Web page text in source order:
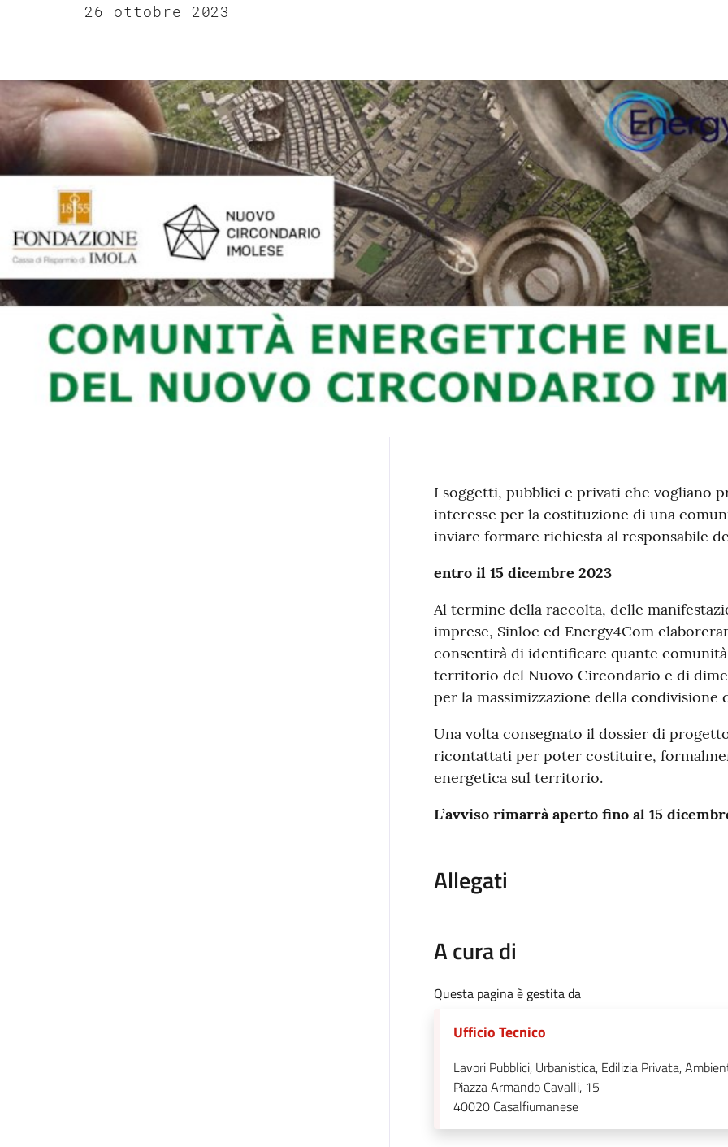
26 ottobre 2023
Contenuto
I soggetti, pubblici e privati che vogliano
interesse per la costituzione di una
inviare formare richiesta al responsabile
entro il 15 dicembre 2023
Al termine della raccolta, delle
imprese, Sinloc ed Energy4Com
consentirà di identificare quante
territorio del Nuovo Circondario e di
per la massimizzazione della condivisione
Una volta consegnato il dossier di
ricontattati per poter costituire,
energetica sul territorio.
L’avviso rimarrà aperto fino al 15
Allegati
A cura di
Questa pagina è gestita da
Ufficio Tecnico
Lavori Pubblici, Urbanistica, Edilizia Privata,
Piazza Armando Cavalli, 15
40020 Casalfiumanese